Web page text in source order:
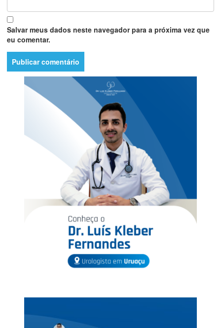
Salvar meus dados neste navegador para a próxima vez que
eu comentar.